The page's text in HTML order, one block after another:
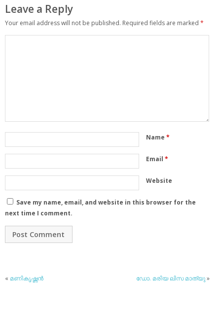
Leave a Reply
Your email address will not be published. Required fields are marked *
Name *
Email *
Website
Save my name, email, and website in this browser for the
next time I comment.
« മണികൃഷ്ണന്‍ ഡോ. മരിയ ലിസ മാത്യു»